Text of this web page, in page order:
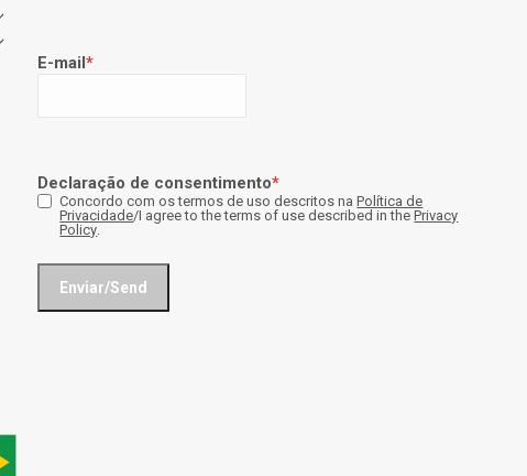
E-mail*
Declaração de consentimento*
Concordo com os termos de uso descritos naPolítica de
Privacidade/I agree to the terms of use described in thePrivacy
Policy.